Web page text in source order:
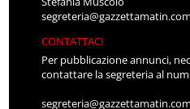
segreteria@gazzettamatin.com
CONTATTACI
Per pubblicazione annunci,
contattare la segreteria al
segreteria@gazzettamatin.com